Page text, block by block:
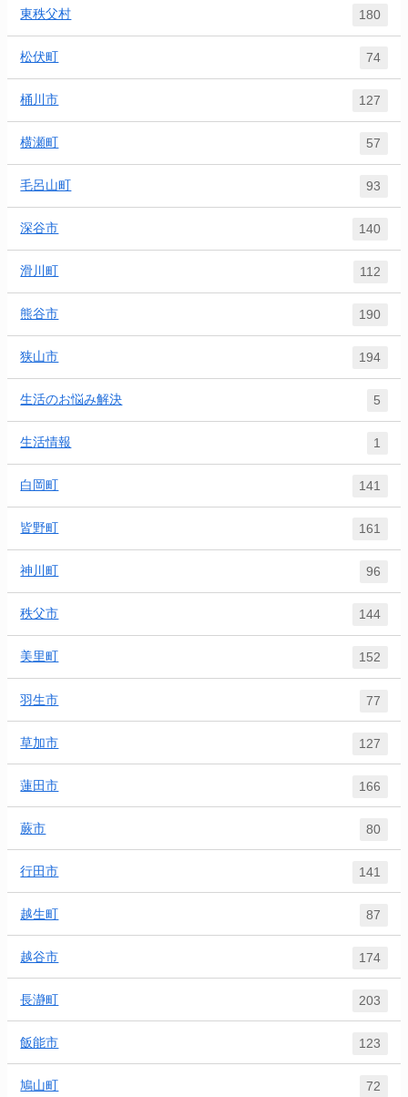
東秩父村 180
松伏町 74
桶川市 127
横瀬町 57
毛呂山町 93
深谷市 140
滑川町 112
熊谷市 190
狭山市 194
生活のお悩み解決 5
生活情報 1
白岡町 141
皆野町 161
神川町 96
秩父市 144
美里町 152
羽生市 77
草加市 127
蓮田市 166
蕨市 80
行田市 141
越生町 87
越谷市 174
長瀞町 203
飯能市 123
鳩山町 72